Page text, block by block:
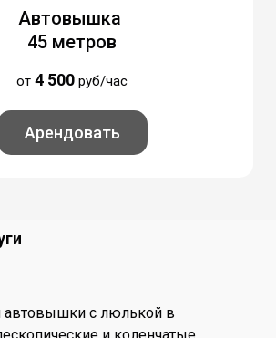
Автовышка
45 метров
от 4 500 руб/час
Арендовать
автовышки с люлькой в